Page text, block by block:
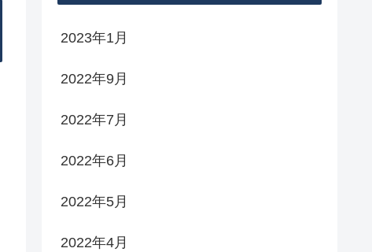
2023年1月
2022年9月
2022年7月
2022年6月
2022年5月
2022年4月